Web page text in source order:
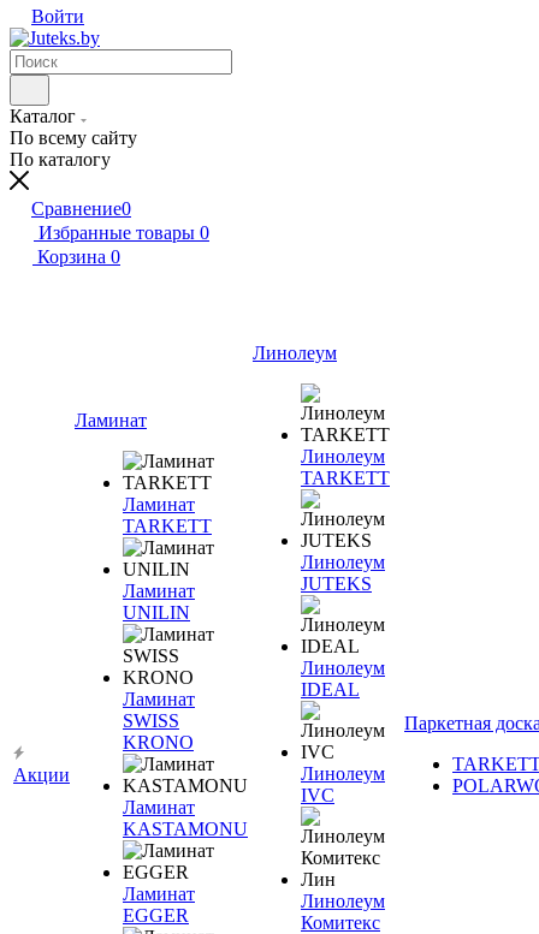
Войти
Каталог
По всему сайту
По каталогу
Сравнение0
Избранные товары 0
Корзина 0
Акции
Ламинат
Ламинат
TARKETT
Ламинат
UNILIN
Ламинат
SWISS
KRONO
Ламинат
KASTAMONU
Ламинат
EGGER
Линолеум
Линолеум
TARKETT
Линолеум
JUTEKS
Линолеум
IDEAL
Линолеум
IVC
Линолеум
Комитекс
Паркетная